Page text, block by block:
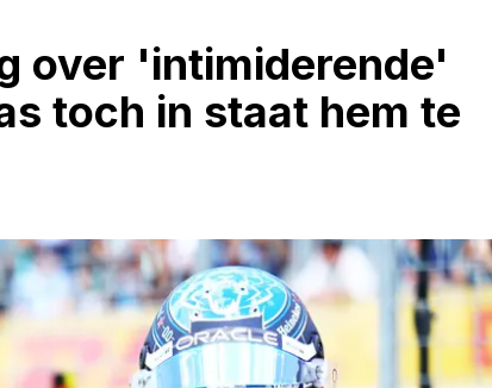
over 'intimiderende'
toch in staat hem te